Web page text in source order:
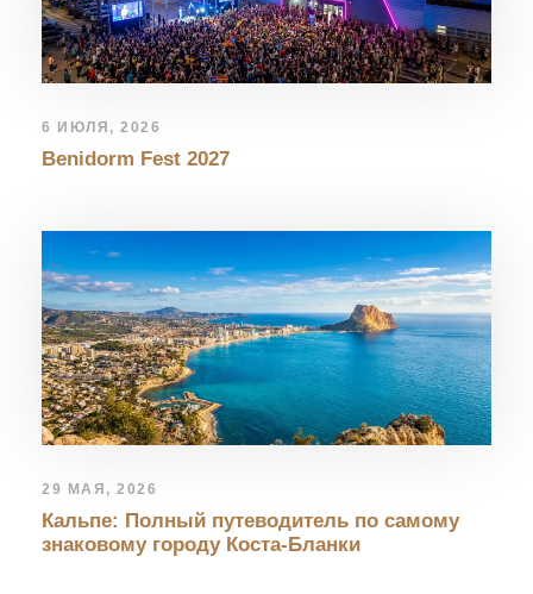
6 ИЮЛЯ, 2026
Benidorm Fest 2027
29 МАЯ, 2026
Кальпе: Полный путеводитель по самому
знаковому городу Коста-Бланки